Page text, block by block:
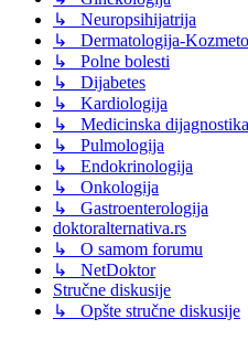
↳ Neuropsihijatrija
↳ Dermatologija-
↳ Polne bolesti
↳ Dijabetes
↳ Kardiologija
↳ Medicinska dijagnostika
↳ Pulmologija
↳ Endokrinologija
↳ Onkologija
↳ Gastroenterologija
doktoralternativa.rs
↳ O samom forumu
↳ NetDoktor
Stručne diskusije
↳ Opšte stručne diskusije